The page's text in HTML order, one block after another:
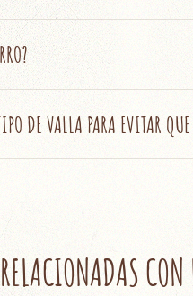
DE VALLA PARA EVITAR